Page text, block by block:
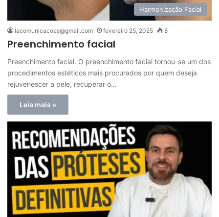
Harmonização Facial
lacomunicacoes@gmail.com fevereiro 25, 2025 8
Preenchimento facial
Preenchimento facial. O preenchimento facial tornou-se um dos
procedimentos estéticos mais procurados por quem deseja
rejuvenescer a pele, recuperar o…
Leia mais »